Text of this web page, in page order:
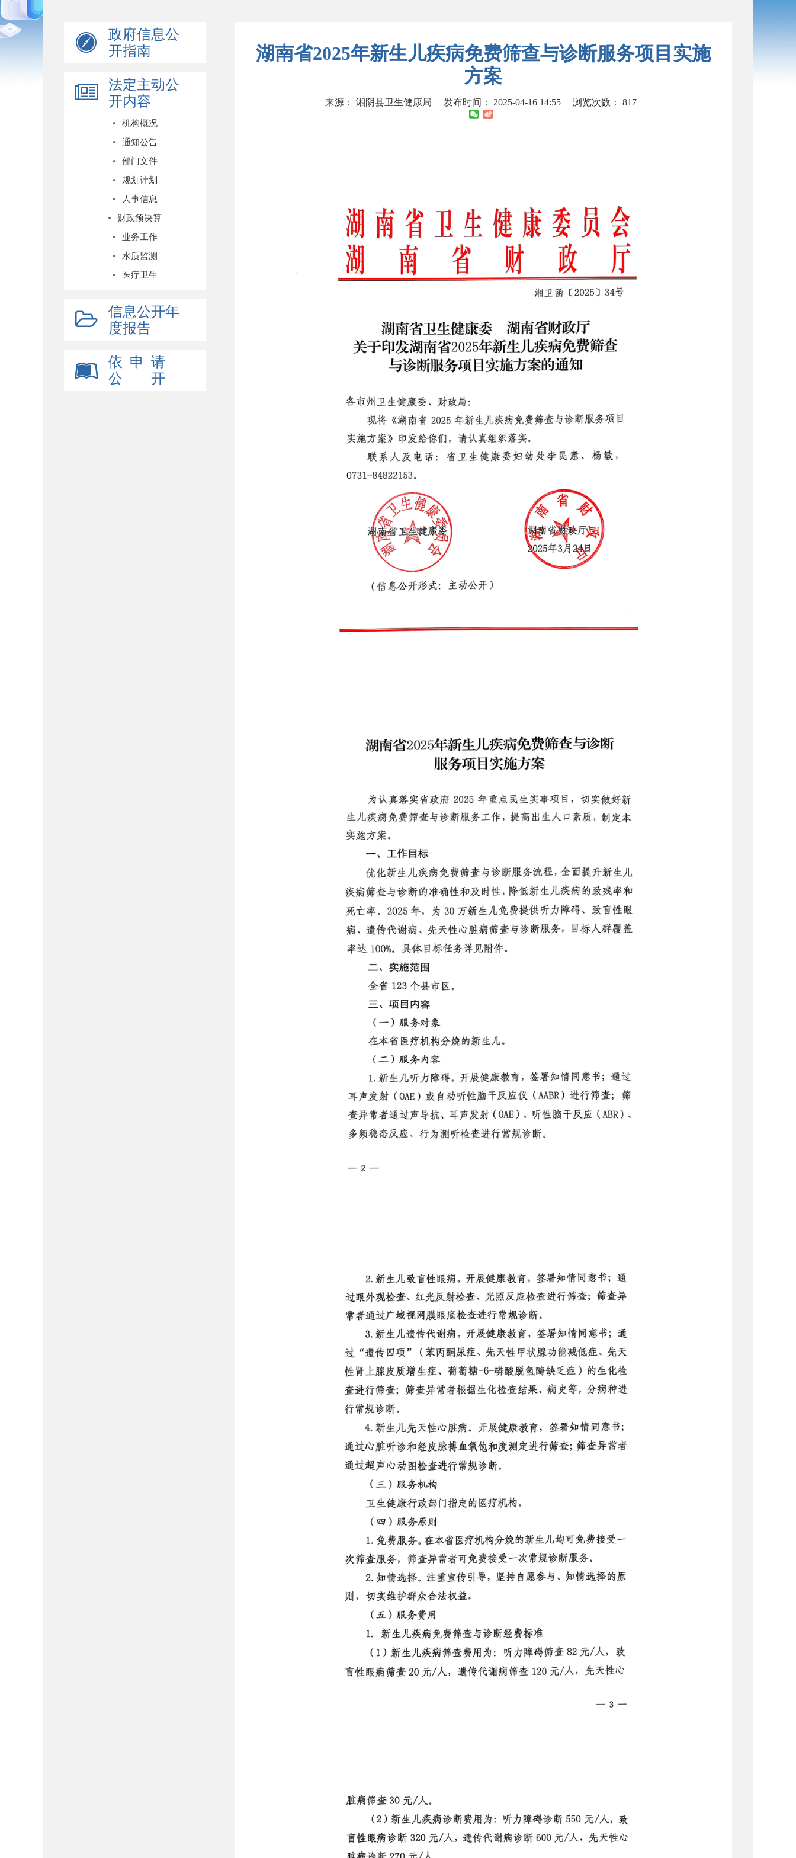
政府信息公
开指南
法定主动公
开内容
机构概况
通知公告
部门文件
规划计划
人事信息
财政预决算
业务工作
水质监测
医疗卫生
信息公开年
度报告
依 申 请
公 开
湖南省2025年新生儿疾病免费筛查与诊断服务项目实施
方案
来源： 湘阴县卫生健康局 发布时间： 2025-04-16 14:55 浏览次数： 817